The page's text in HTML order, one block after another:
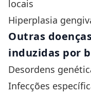
locais
Hiperplasia
Outras
induzidas por
Desordens
Infecções